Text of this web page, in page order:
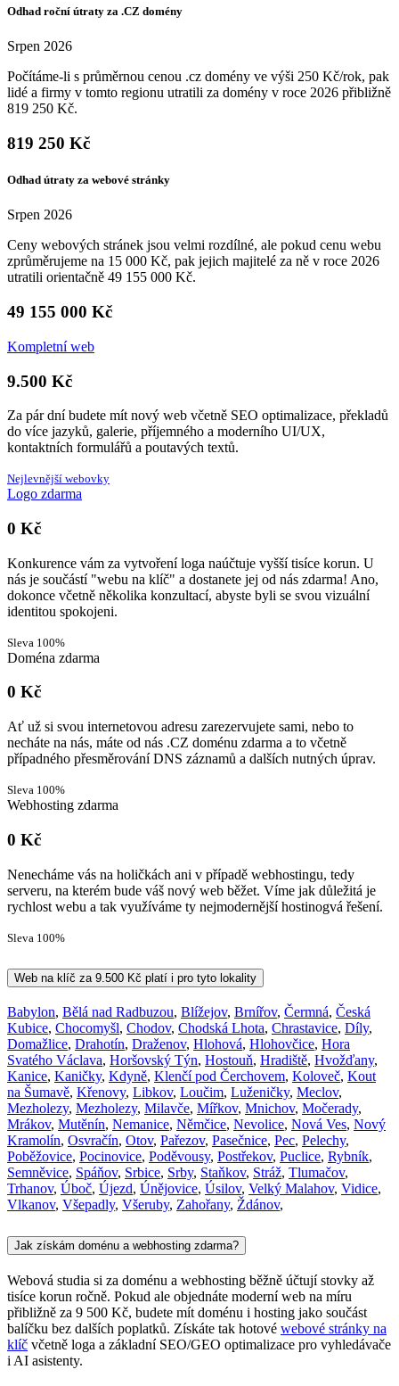
Odhad roční útraty za .CZ domény
Srpen 2026
Počítáme-li s průměrnou cenou .cz domény ve výši 250 Kč/rok, pak
lidé a firmy v tomto regionu utratili za domény v roce 2026 přibližně
819 250 Kč.
819 250 Kč
Odhad útraty za webové stránky
Srpen 2026
Ceny webových stránek jsou velmi rozdílné, ale pokud cenu webu
zprůměrujeme na 15 000 Kč, pak jejich majitelé za ně v roce 2026
utratili orientačně 49 155 000 Kč.
49 155 000 Kč
Kompletní web
9.500 Kč
Za pár dní budete mít nový web včetně SEO optimalizace, překladů
do více jazyků, galerie, příjemného a moderního UI/UX,
kontaktních formulářů a poutavých textů.
Nejlevnější webovky
Logo zdarma
0 Kč
Konkurence vám za vytvoření loga naúčtuje vyšší tisíce korun. U
nás je součástí "webu na klíč" a dostanete jej od nás zdarma! Ano,
dokonce včetně několika konzultací, abyste byli se svou vizuální
identitou spokojeni.
Sleva 100%
Doména zdarma
0 Kč
Ať už si svou internetovou adresu zarezervujete sami, nebo to
necháte na nás, máte od nás .CZ doménu zdarma a to včetně
případného přesměrování DNS záznamů a dalších nutných úprav.
Sleva 100%
Webhosting zdarma
0 Kč
Nenecháme vás na holičkách ani v případě webhostingu, tedy
serveru, na kterém bude váš nový web běžet. Víme jak důležitá je
rychlost webu a tak využíváme ty nejmodernější hostinogvá řešení.
Sleva 100%
Web na klíč za 9.500 Kč platí i pro tyto lokality
Babylon, Bělá nad Radbuzou, Blížejov, Brnířov, Čermná, Česká
Kubice, Chocomyšl, Chodov, Chodská Lhota, Chrastavice, Díly,
Domažlice, Drahotín, Draženov, Hlohová, Hlohovčice, Hora
Svatého Václava, Horšovský Týn, Hostouň, Hradiště, Hvožďany,
Kanice, Kaničky, Kdyně, Klenčí pod Čerchovem, Koloveč, Kout
na Šumavě, Křenovy, Libkov, Loučim, Luženičky, Meclov,
Mezholezy, Mezholezy, Milavče, Mířkov, Mnichov, Močerady,
Mrákov, Mutěnín, Nemanice, Němčice, Nevolice, Nová Ves, Nový
Kramolín, Osvračín, Otov, Pařezov, Pasečnice, Pec, Pelechy,
Poběžovice, Pocinovice, Poděvousy, Postřekov, Puclice, Rybník,
Semněvice, Spáňov, Srbice, Srby, Staňkov, Stráž, Tlumačov,
Trhanov, Úboč, Újezd, Únějovice, Úsilov, Velký Malahov, Vidice,
Vlkanov, Všepadly, Všeruby, Zahořany, Ždánov,
Jak získám doménu a webhosting zdarma?
Webová studia si za doménu a webhosting běžně účtují stovky až
tisíce korun ročně. Pokud ale objednáte moderní web na míru
přibližně za 9 500 Kč, budete mít doménu i hosting jako součást
balíčku bez dalších poplatků. Získáte tak hotové webové stránky na
klíč včetně loga a základní SEO/GEO optimalizace pro vyhledávače
i AI asistenty.